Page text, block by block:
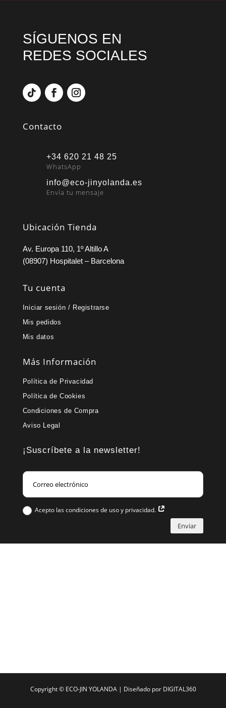
SÍGUENOS EN
REDES SOCIALES
Contacto
+34 620 21 48 25
WhatsApp
info@eco-jinyolanda.es
Envía tu mensaje
Ubicación Tienda
Av. Europa 110, 1º Altillo A
(08907) Hospitalet – Barcelona
Tu cuenta
Iniciar sesión / Registrarse
Mis pedidos
Mis datos
Más Información
Política de Privacidad
Política de Cookies
Condiciones de Compra
Aviso Legal
¡Suscríbete a la newsletter!
Acepto las condiciones de uso y privacidad.
Enviar
Copyright © ECO-JIN YOLANDA| Diseñado por DIGITAL360